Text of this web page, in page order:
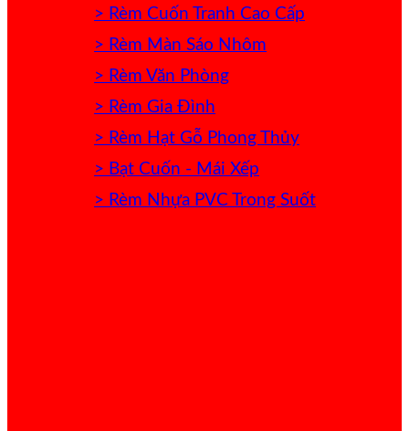
> Rèm Cuốn Tranh Cao Cấp
> Rèm Màn Sáo Nhôm
> Rèm Văn Phòng
> Rèm Gia Đình
> Rèm Hạt Gỗ Phong Thủy
> Bạt Cuốn - Mái Xếp
> Rèm Nhựa PVC Trong Suốt